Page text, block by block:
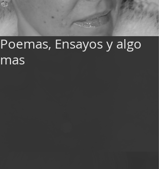
Poemas, Ensayos y algo
mas